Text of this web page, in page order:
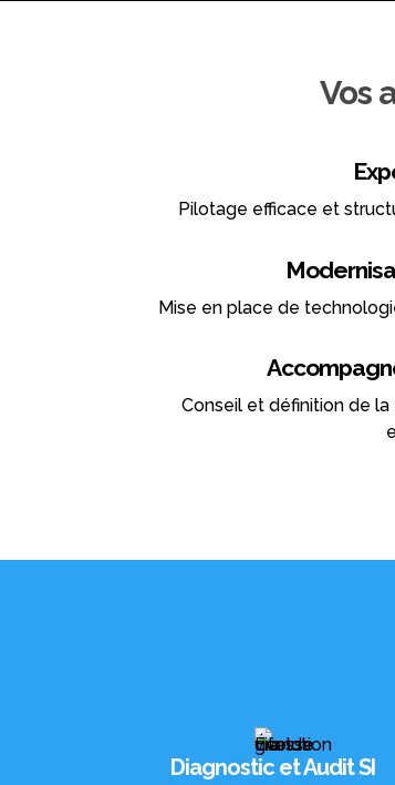
Vos
Pilotage efficace et
Mise en place de
Conseil et définition de
Diagnostic et Audit SI